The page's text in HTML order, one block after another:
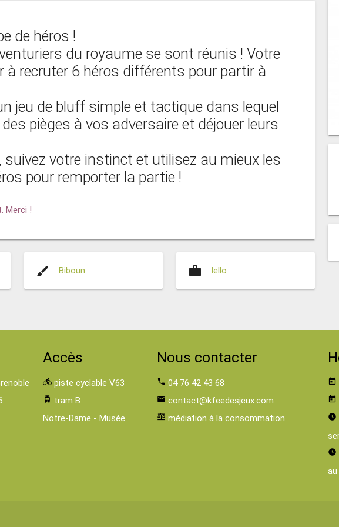
de héros !
du royaume se sont réunis ! Votre
à recruter 6 héros différents pour partir à
jeu de bluff simple et tactique dans lequel
pièges à vos adversaire et déjouer leurs
suivez votre instinct et utilisez au mieux les
pour remporter la partie !
Merci !
brush Biboun work Iello
Accès
directions_bike piste cyclable V63
tram tram B
Notre-Dame - Musée
Nous contacter
phone 04 76 42 43 68
email contact@kfeedesjeux.com
balance médiation à la consommation
today
today
watch_later
watch_later